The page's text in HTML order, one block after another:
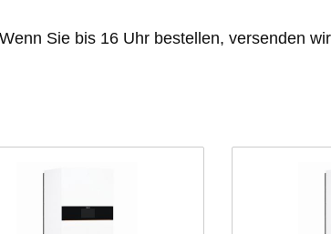
Wenn Sie bis 16 Uhr bestellen, versenden